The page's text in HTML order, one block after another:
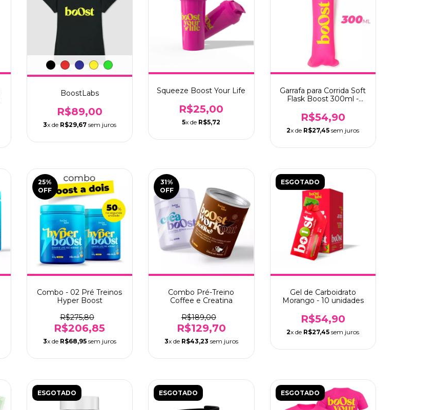
BoostLabs
R$89,00
3x de R$29,67sem juros
Squeeze Boost Your Life
R$25,00
5x de R$5,72
Garrafa para Corrida Soft
Flask Boost 300ml -
R$54,90
2x de R$27,45 sem juros
25%
OFF
Combo - 02 Pré Treinos
Hyper Boost
R$275,80
R$206,85
3x de R$68,95sem juros
31%
OFF
Combo Pré-Treino
Coffee e Creatina
R$189,00
R$129,70
3x de R$43,23 sem juros
ESGOTADO
Gel de Carboidrato
Morango - 10 unidades
R$54,90
2x de R$27,45 sem juros
ESGOTADO ESGOTADO ESGOTADO